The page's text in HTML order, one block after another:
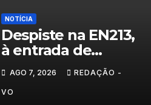
NOTÍCIA
Despiste na EN213,
à entrada de
AGO 7, 2026 REDAÇÃO -
VO